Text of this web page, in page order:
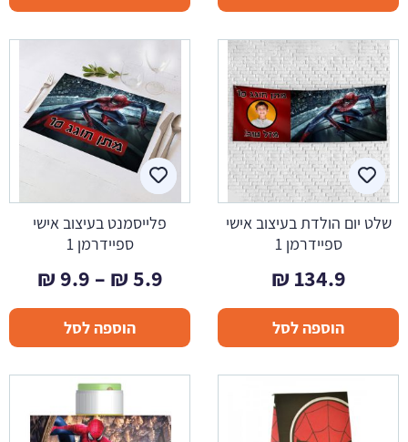
שלט יום הולדת בעיצוב אישי
ספיידרמן 1
134.9
₪
הוספה לסל
פלייסמנט בעיצוב אישי
ספיידרמן 1
5.9
₪
–
9.9
₪
הוספה לסל